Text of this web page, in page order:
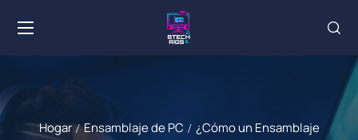
Hogar Ensamblaje de PC
¿Cómo un Ensamblaje